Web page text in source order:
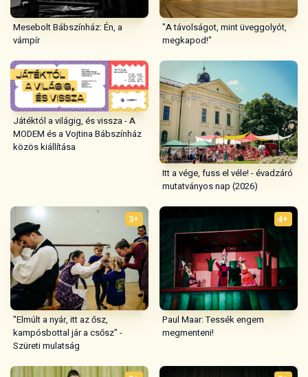
Mesebolt Bábszínház: Én, a
vámpír
"A távolságot, mint üveggolyót,
megkapod!"
Játéktól a világig, és vissza - A
MODEM és a Vojtina Bábszínház
közös kiállítása
Itt a vége, fuss el véle! - évadzáró
mutatványos nap (2026)
3+
"Elmúlt a nyár, itt az ősz,
kampósbottal jár a csősz" -
Szüreti mulatság
4+
Paul Maar: Tessék engem
megmenteni!